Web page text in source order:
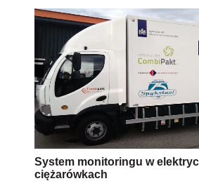
System monitoringu w
ciężarówkach